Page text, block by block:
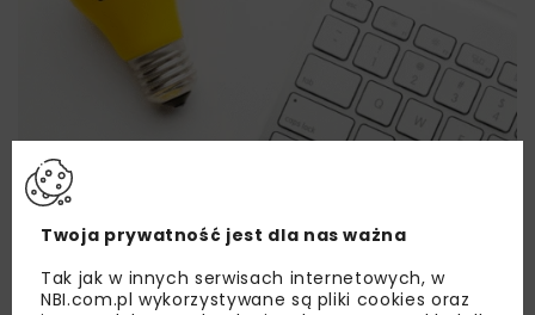
Twoja prywatność jest dla nas ważna
Tak jak w innych serwisach internetowych, w
NBI.com.pl wykorzystywane są pliki cookies oraz